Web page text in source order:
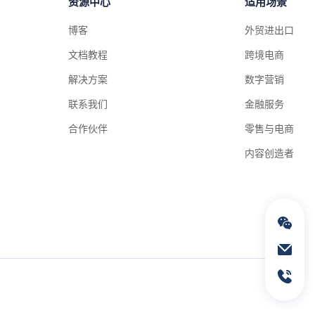
博客
文档教程
解决方案
联系我们
合作伙伴
外贸进出口
跨境电商
数字营销
金融服务
零售与电商
内容创造者
service@geeksend.com